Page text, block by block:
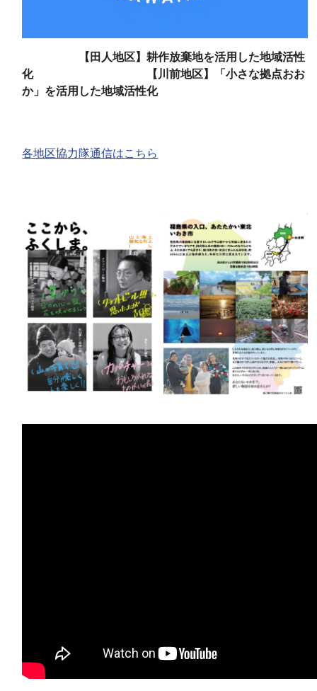
【田人地区】耕作放棄地を活用した地域活性
化 【川前地区】「小さな拠点おお
か」を活用した地域活性化
各地区協力隊通信はこちら